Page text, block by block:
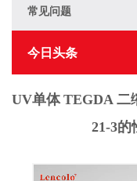
常见问题
今日头条
UV单体 TEGDA 二
21-3的